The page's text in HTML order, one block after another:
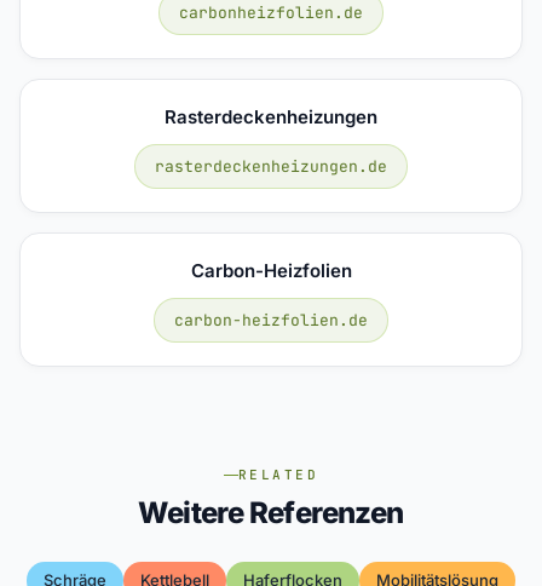
carbonheizfolien.de
Rasterdeckenheizungen
rasterdeckenheizungen.de
Carbon-Heizfolien
carbon-heizfolien.de
RELATED
Weitere Referenzen
Schräge Kettlebell Haferflocken Mobilitätslösung